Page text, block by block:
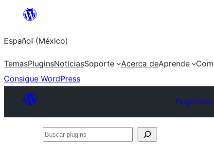
Saltar
contenido
Español (México)
TemasPluginsNoticiasSoporte Acerca deAprende
Consigue WordPress
Plugin
Buscar